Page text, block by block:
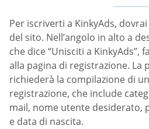
Per iscriverti a KinkyAds,
del sito. Nell’angolo in alto a
che dice “Unisciti a KinkyAds”,
alla pagina di registrazione. La
richiederà la compilazione di
registrazione, che include
mail, nome utente desiderato,
e data di nascita.